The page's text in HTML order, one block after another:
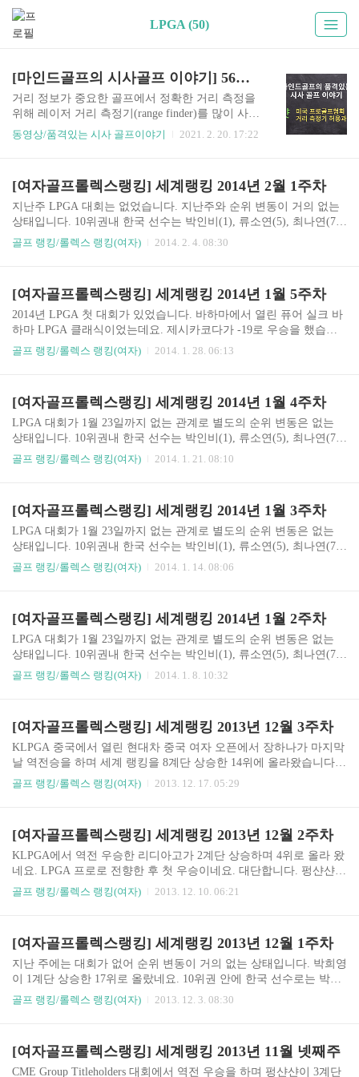
LPGA (50)
[마인드골프의 시사골프 이야기] 56샷. 미국 프로골프협회 거리 측정기 허용과 의미
거리 정보가 중요한 골프에서 정확한 거리 측정을
위해 레이저 거리 측정기(range finder)를 많이 사용
하는데요. ​ 최근 룰 개정을 하면서 대회에서 로컬룰
사용을 허용했는데, 어떤 의미가 있는지 알아보죠.
^^
동영상/품격있는 시사 골프이야기 2021. 2. 20. 17:22
[여자골프롤렉스랭킹] 세계랭킹 2014년 2월 1주차
지난주 LPGA 대회는 없었습니다. 지난주와 순위 변동이 거의 없는
상태입니다. 10위권내 한국 선수는 박인비(1), 류소연(5), 최나연(7),
김인경(10) 4명이네요. * 출처 : http://www.rolexrankings.com/en/ranki
ngs/ RANKCHANGEPLAYER× COUNTRY ARGAUSAUTBELCANC
SSCOSWETHATPEUSAVENVNMWALZAFEVENTSAVG PTSTOT P
TS1—Inbee ParkKOR639.96627.442—Suzann PettersenNOR509.62481.
193—Stacy Lew..
골프 랭킹/롤렉스 랭킹(여자) 2014. 2. 4. 08:30
[여자골프롤렉스랭킹] 세계랭킹 2014년 1월 5주차
2014년 LPGA 첫 대회가 있었습니다. 바하마에서 열린 퓨어 실크 바
하마 LPGA 클래식이었는데요. 제시카코다가 -19로 우승을 했습니
다. 이로 인해 16계단 상승한 24위로 올라왔네요. 10위권내에서 순위
변동은 없고 12, 13위 각각 폴라크리머와 크리스티커가 자리 바꿈 했
NKCHANGEPLAYER× COUNTRY ARGAUSAUTBELCANCHECHL
CHNCOLCZEDEUDNKENGESPFINFRAGBRHKGINDIRLITAJPNK
ORLUXMARMEXMYSNIRNLDNORNZLPERPHLPOLPRYRUSSC..
골프 랭킹/롤렉스 랭킹(여자) 2014. 1. 28. 06:13
[여자골프롤렉스랭킹] 세계랭킹 2014년 1월 4주차
LPGA 대회가 1월 23일까지 없는 관계로 별도의 순위 변동은 없는
상태입니다. 10위권내 한국 선수는 박인비(1), 류소연(5), 최나연(7),
김인경(10) 4명이네요. * 출처 : http://www.rolexrankings.com/en/ranki
ngs/ RANKCHANGEPLAYER× COUNTRY ARGAUSAUTBELCANC
SSCOSGPSWETHATPEUSAVENVNMWALZAFEVENTSAVG PTST
OT PTS1—Inbee ParkKOR6310.34651.622—Suzann PettersenNOR509.
94497.213—Stac..
골프 랭킹/롤렉스 랭킹(여자) 2014. 1. 21. 08:10
[여자골프롤렉스랭킹] 세계랭킹 2014년 1월 3주차
LPGA 대회가 1월 23일까지 없는 관계로 별도의 순위 변동은 없는
상태입니다. 10위권내 한국 선수는 박인비(1), 류소연(5), 최나연(7),
김인경(10) 4명이네요. * 출처 : http://www.rolexrankings.com/en/ranki
ngs/ RANKCHANGEPLAYER× COUNTRY ARGAUSAUTBELCANC
SSCOSGPSWETHATPEUSAVENVNMWALZAFEVENTSAVG PTST
OT PTS1—Inbee ParkKOR6310.53663.592—Suzann PettersenNOR501
0.10504.893—Sta..
골프 랭킹/롤렉스 랭킹(여자) 2014. 1. 14. 08:06
[여자골프롤렉스랭킹] 세계랭킹 2014년 1월 2주차
LPGA 대회가 1월 23일까지 없는 관계로 별도의 순위 변동은 없는
상태입니다. 10위권내 한국 선수는 박인비(1), 류소연(5), 최나연(7),
김인경(10) 4명이네요. * 출처 : http://www.rolexrankings.com/en/ranki
ngs/ RANKCHANGEPLAYER× COUNTRY ARGAUSAUTBELCANC
SSCOSGPSWETHATPEUSAVENVNMWALZAFEVENTSAVG PTST
OT PTS1—Inbee ParkKOR6310.72675.522—Suzann PettersenNOR501
0.25512.373—Sta..
골프 랭킹/롤렉스 랭킹(여자) 2014. 1. 8. 10:32
[여자골프롤렉스랭킹] 세계랭킹 2013년 12월 3주차
KLPGA 중국에서 열린 현대차 중국 여자 오픈에서 장하나가 마지막
날 역전승을 하며 세계 랭킹을 8계단 상승한 14위에 올라왔습니다. 1
0위권에서는 변동이 없는 상태네요. 10위권 안에 한국 선수로는 박
인비(1), 류소연(5), 최나연(7), 김인경(10)이 있습니다. * 출처 : htt
GESPFINFRAGBRHKGINDIRLITAJPNKORLUXMARMEXMYSNIR
NLDNORNZLPERPHLPOLPRYRUSSCOSGPSWETHATPEUSAVEN
VNMWALZAFEVENTSAVG PTSTOT PTS1—Inbee ParkKO..
골프 랭킹/롤렉스 랭킹(여자) 2013. 12. 17. 05:29
[여자골프롤렉스랭킹] 세계랭킹 2013년 12월 2주차
KLPGA에서 역전 우승한 리디아고가 2계단 상승하며 4위로 올라 왔
네요. LPGA 프로로 전향한 후 첫 우승이네요. 대단합니다. 펑샨샨은
2계단 하락하여 리디아고와 자리 바꿈을 하여 6위로 내려 왔습니다.
10위권 안에 한국 선수로는 박인비(1), 류소연(5), 최나연(7), 김인경
LCHNCOLCZEDEUDNKENGESPFINFRAGBRHKGINDIRLITAJPNK
ORLUXMARMEXMYSNIRNLDNORNZLPERPHLPOLPRYRUSSCOS
GPSWETHATPEUSAVENVNMWALZAFEVENTSAVG PTST..
골프 랭킹/롤렉스 랭킹(여자) 2013. 12. 10. 06:21
[여자골프롤렉스랭킹] 세계랭킹 2013년 12월 1주차
지난 주에는 대회가 없어 순위 변동이 거의 없는 상태입니다. 박희영
이 1계단 상승한 17위로 올랐네요. 10위권 안에 한국 선수로는 박인
비(1), 류소연(5), 최나연(7), 김인경(10)이 있습니다. * 출처 : http://w
ww.rolexrankings.com/en/rankings/ RANKCHANGEPLAYER× COUNT
ORNZLPERPHLPOLPRYRUSSCOSGPSWETHATPEUSAVENVNMW
ALZAFEVENTSAVG PTSTOT PTS1—Inbee ParkKOR6211.60719.502
골프 랭킹/롤렉스 랭킹(여자) 2013. 12. 3. 08:30
[여자골프롤렉스랭킹] 세계랭킹 2013년 11월 넷째주
CME Group Titleholders 대회에서 역전 우승을 하며 펑샨샨이 3계단